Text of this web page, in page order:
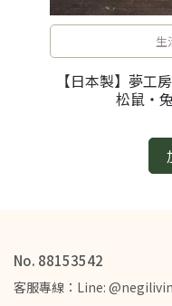
生
【日本製】夢工
松鼠・
No. 88153542
客服專線：Line: